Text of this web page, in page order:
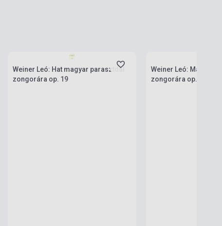
Weiner Leó: Hat magyar parasztdal
zongorára op. 19
Weiner Leó: Magyar
zongorára op. 22